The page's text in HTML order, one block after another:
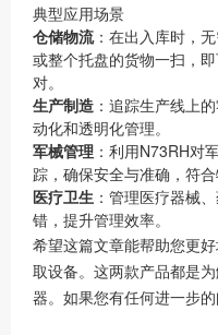
典型应用场景
仓储物流：在出入库时，
或整个托盘的货物一扫，
对。
生产制造 ：追踪生产线上
动化和透明化管理。
军械管理 ：利用N73RH对
踪，确保安全与准确，符合
医疗卫生 ：管理医疗器械
错，提升管理效率。
希望这篇文章能帮助您更
取设备。这两款产品都是
器。如果您有任何进一步